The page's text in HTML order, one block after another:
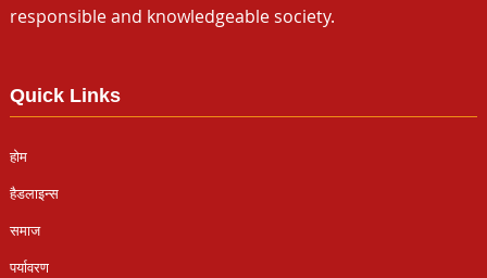
responsible and knowledgeable society.
Quick Links
होम
हैडलाइन्स
समाज
पर्यावरण